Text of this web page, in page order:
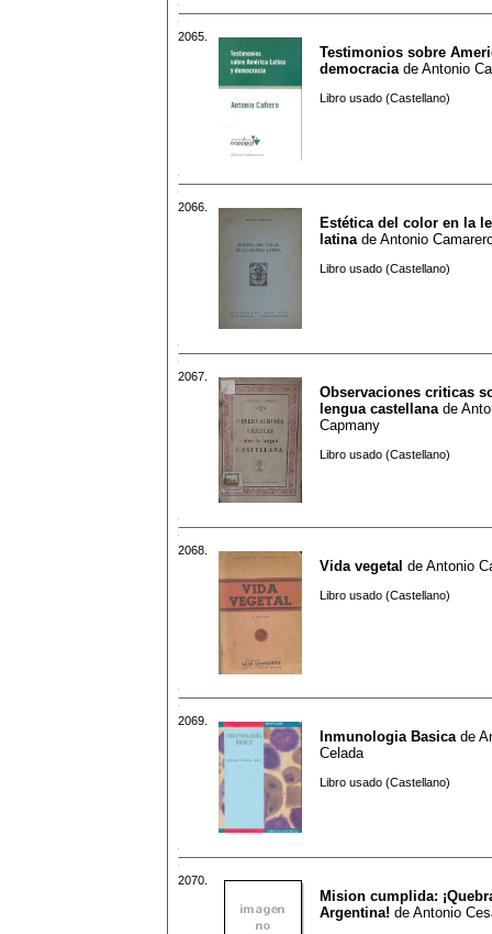
2065.
Testimonios sobre
democracia de Antonio
Libro usado (Castellano)
2066.
Estética del color en la
latina de Antonio
Libro usado (Castellano)
2067.
Observaciones criticas
lengua castellana de
Capmany
Libro usado (Castellano)
2068.
Vida vegetal de Antonio
Libro usado (Castellano)
2069.
Inmunologia Basica de
Celada
Libro usado (Castellano)
2070.
Mision cumplida:
Argentina! de Antonio